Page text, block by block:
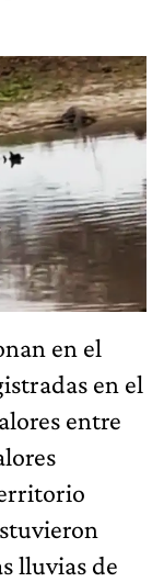
en el
en el
entre
lluvias de